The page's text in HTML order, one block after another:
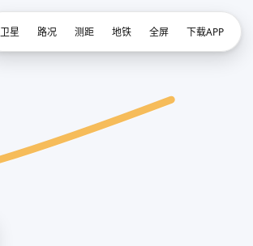
卫星 路况 测距 地铁 全屏 下载APP